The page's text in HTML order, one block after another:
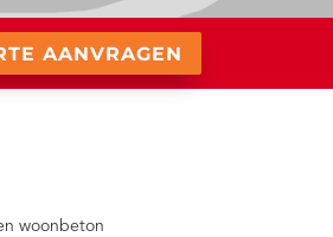
AANVRAGEN
woonbeton